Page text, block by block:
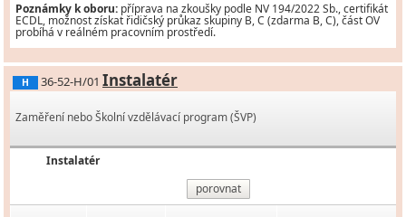
Poznámky k oboru: příprava na zkoušky podle NV 194/2022 Sb., certifikát
ECDL, možnost získat řidičský průkaz skupiny B, C (zdarma B, C), část OV
probíhá v reálném pracovním prostředí.
H 36-52-H/01 Instalatér
Zaměření nebo Školní vzdělávací program (ŠVP)
Instalatér
porovnat